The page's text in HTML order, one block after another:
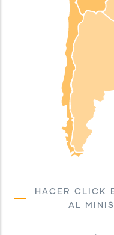
HACER CLICK
AL